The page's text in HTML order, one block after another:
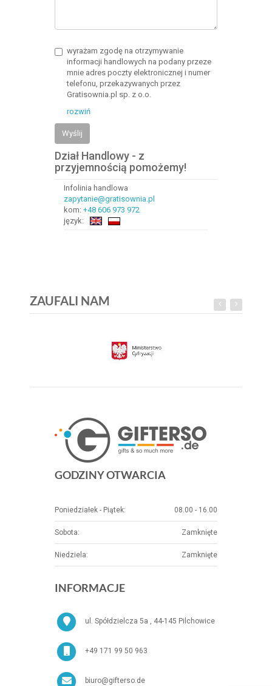
wyrażam zgodę na otrzymywanie
informacji handlowych na podany przeze
mnie adres poczty elektronicznej i numer
telefonu, przekazywanych przez
Gratisownia.pl sp. z o.o.
rozwiń
Wyślij
Dział Handlowy - z
przyjemnością pomożemy!
Infolinia handlowa
zapytanie@gratisownia.pl
kom: +48 606 973 972
język:
ZAUFALI NAM
GODZINY OTWARCIA
Poniedziałek - Piątek: 08.00 - 16.00
Sobota: Zamknięte
Niedziela: Zamknięte
INFORMACJE
ul. Spółdzielcza 5a , 44-145 Pilchowice
+49 171 99 50 963
biuro@gifterso.de